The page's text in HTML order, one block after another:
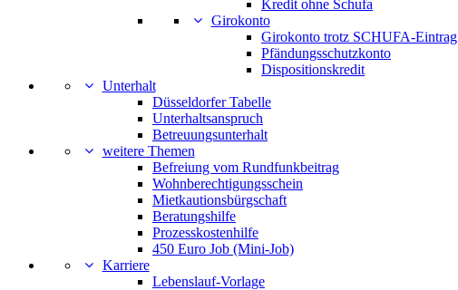
Kredit ohne Schufa
Girokonto
Girokonto trotz SCHUFA-Eintrag
Pfändungsschutzkonto
Dispositionskredit
Unterhalt
Düsseldorfer Tabelle
Unterhaltsanspruch
Betreuungsunterhalt
weitere Themen
Befreiung vom Rundfunkbeitrag
Wohnberechtigungsschein
Mietkautionsbürgschaft
Beratungshilfe
Prozesskostenhilfe
450 Euro Job (Mini-Job)
Karriere
Lebenslauf-Vorlage